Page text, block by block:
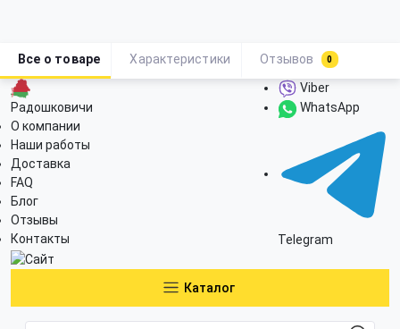
Радошковичи
О компании
Наши работы
Доставка
FAQ
Блог
Отзывы
Контакты
Viber
WhatsApp
Telegram
Каталог
Все о товаре Характеристики Отзывов 0